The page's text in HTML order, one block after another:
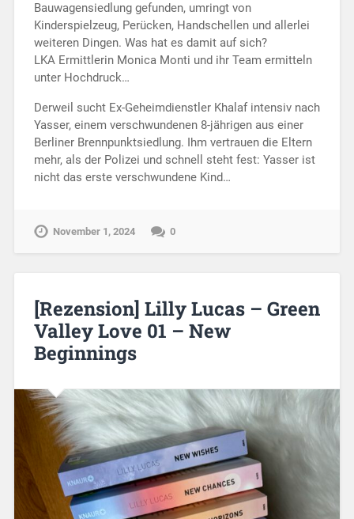
Bauwagensiedlung gefunden, umringt von
Kinderspielzeug, Perücken, Handschellen und allerlei
weiteren Dingen. Was hat es damit auf sich?
LKA Ermittlerin Monica Monti und ihr Team ermitteln
unter Hochdruck…
Derweil sucht Ex-Geheimdienstler Khalaf intensiv nach
Yasser, einem verschwundenen 8-jährigen aus einer
Berliner Brennpunktsiedlung. Ihm vertrauen die Eltern
mehr, als der Polizei und schnell steht fest: Yasser ist
nicht das erste verschwundene Kind…
November 1, 2024 0
[Rezension] Lilly Lucas – Green
Valley Love 01 – New
Beginnings